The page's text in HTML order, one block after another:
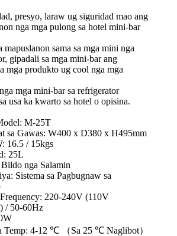
presyo, laraw ug siguridad mao ang
nga mga pulong sa hotel mini-bar
mapuslanon sama sa mga mini nga
gipadali sa mga mini-bar ang
mga produkto ug cool nga mga
mga mini-bar sa refrigerator
usa ka kwarto sa hotel o opisina.
M-25T
sa Gawas: W400 x D380 x H495mm
16.5 / 15kgs
25L
nga Salamin
Sistema sa Pagbugnaw sa
220-240V (110V
/ 50-60Hz
Temp: 4-12 ℃ （Sa 25 ℃ Naglibot）